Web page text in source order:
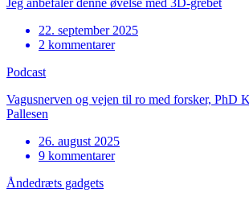
22. september 2025
2 kommentarer
Podcast
Vagusnerven og vejen til ro med forsker, PhD
Pallesen
26. august 2025
9 kommentarer
Åndedræts gadgets